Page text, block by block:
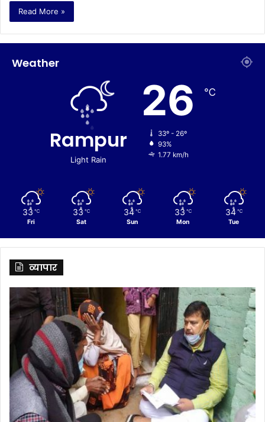
Read More »
Weather
Rampur
Light Rain
26 ℃
33º - 26º
93%
1.77 km/h
33 ℃
Fri
33 ℃
Sat
34 ℃
Sun
33 ℃
Mon
34 ℃
Tue
व्यापार